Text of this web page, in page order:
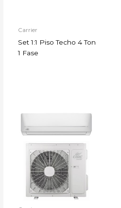
Carrier
Set 1:1 Piso Techo 4 Ton
1 Fase